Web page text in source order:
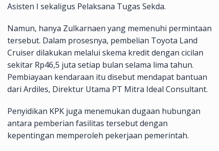
Asisten I sekaligus Pelaksana Tugas Sekda.
Namun, hanya Zulkarnaen yang memenuhi permintaan
tersebut. Dalam prosesnya, pembelian Toyota Land
Cruiser dilakukan melalui skema kredit dengan cicilan
sekitar Rp46,5 juta setiap bulan selama lima tahun.
Pembiayaan kendaraan itu disebut mendapat bantuan
dari Ardiles, Direktur Utama PT Mitra Ideal Consultant.
Penyidikan KPK juga menemukan dugaan hubungan
antara pemberian fasilitas tersebut dengan
kepentingan memperoleh pekerjaan pemerintah.